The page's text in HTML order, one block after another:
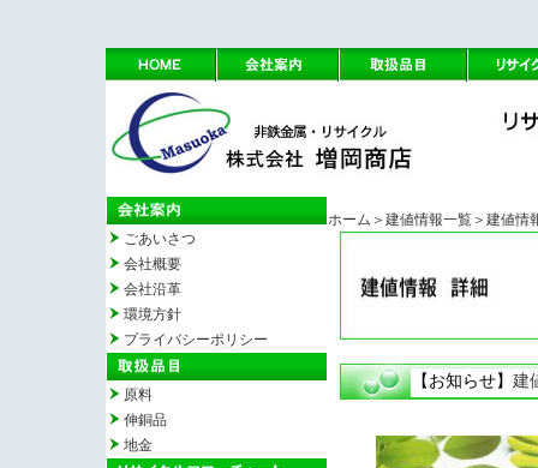
ごあいさつ
会社概要
会社沿革
環境方針
プライバシーポリシー
原料
伸銅品
地金
ホーム ＞建値情報一覧＞建値情
【お知らせ】 建